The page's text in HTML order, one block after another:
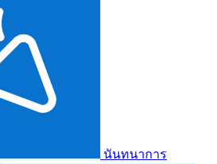
นันทนาการ